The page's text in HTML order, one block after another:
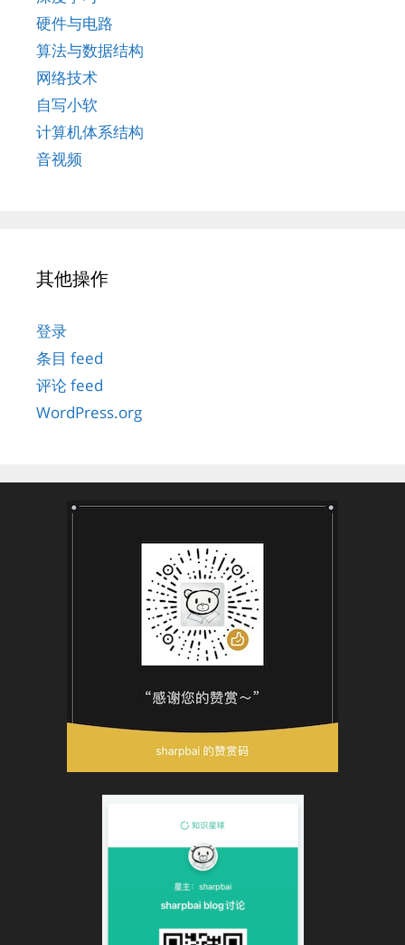
硬件与电路
算法与数据结构
网络技术
自写小软
计算机体系结构
音视频
其他操作
登录
条目 feed
评论 feed
WordPress.org